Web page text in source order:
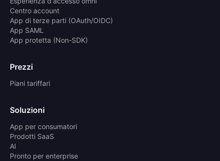
Centro account
App di terze parti (OAuth/OIDC)
App SAML
App protetta (Non-SDK)
Prezzi
Piani tariffari
Soluzioni
App per consumatori
Prodotti SaaS
AI
Pronto per enterprise